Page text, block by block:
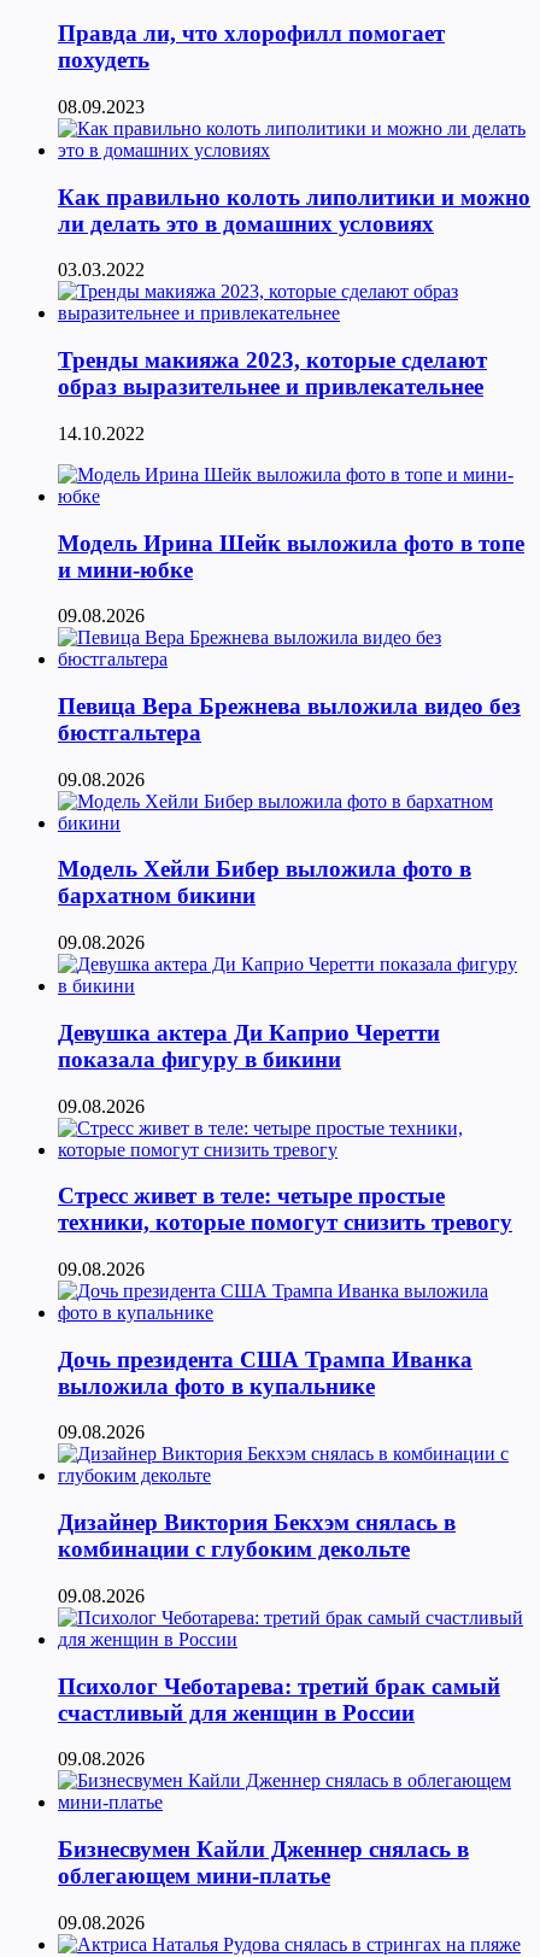
Правда ли, что хлорофилл помогает
похудеть
08.09.2023
Как правильно колоть липолитики и можно
ли делать это в домашних условиях
03.03.2022
Тренды макияжа 2023, которые сделают
образ выразительнее и привлекательнее
14.10.2022
Модель Ирина Шейк выложила фото в топе
и мини-юбке
09.08.2026
Певица Вера Брежнева выложила видео без
бюстгальтера
09.08.2026
Модель Хейли Бибер выложила фото в
бархатном бикини
09.08.2026
Девушка актера Ди Каприо Черетти
показала фигуру в бикини
09.08.2026
Стресс живет в теле: четыре простые
техники, которые помогут снизить тревогу
09.08.2026
Дочь президента США Трампа Иванка
выложила фото в купальнике
09.08.2026
Дизайнер Виктория Бекхэм снялась в
комбинации с глубоким декольте
09.08.2026
Психолог Чеботарева: третий брак самый
счастливый для женщин в России
09.08.2026
Бизнесвумен Кайли Дженнер снялась в
облегающем мини-платье
09.08.2026